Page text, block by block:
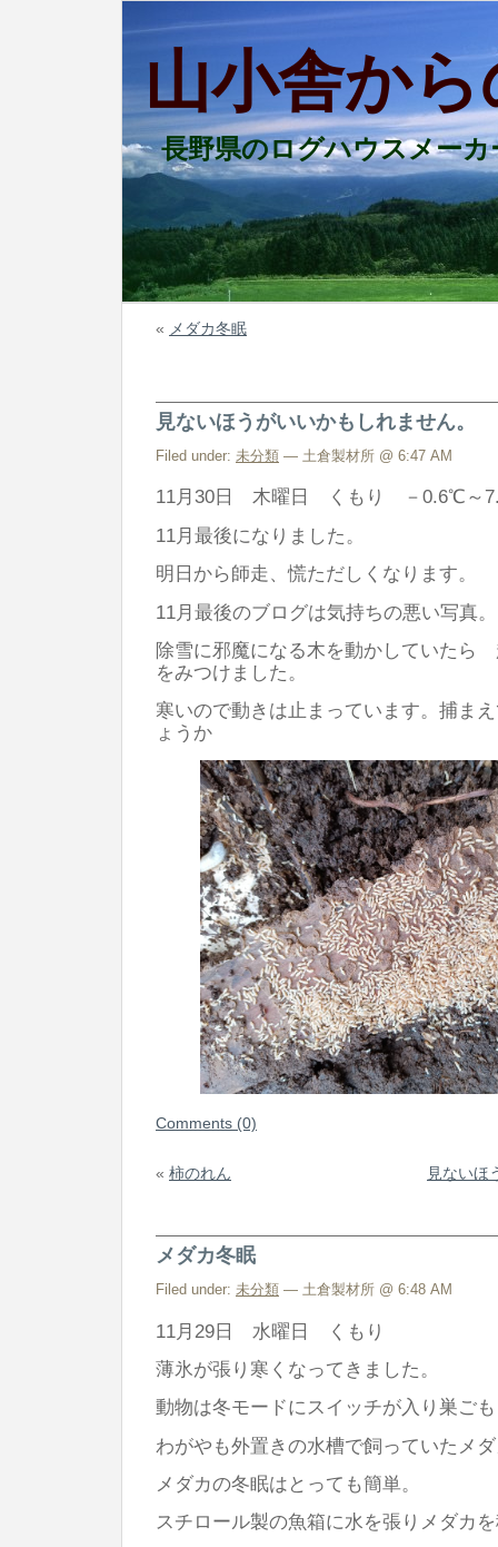
山小舎か
長野県のログハウスメー
« メダカ冬眠
見ないほうがいいかもしれません。
Filed under: 未分類 — 土倉製材所 @ 6:47 AM
11月30日 木曜日 くもり －0.6℃～
11月最後になりました。
明日から師走、慌ただしくなります。
11月最後のブログは気持ちの悪い写真。
除雪に邪魔になる木を動かしていたら
をみつけました。
寒いので動きは止まっています。捕ま
ょうか
Comments (0)
« 柿のれん 見ないほ
メダカ冬眠
Filed under: 未分類 — 土倉製材所 @ 6:48 AM
11月29日 水曜日 くもり
薄氷が張り寒くなってきました。
動物は冬モードにスイッチが入り巣ご
わがやも外置きの水槽で飼っていたメ
メダカの冬眠はとっても簡単。
スチロール製の魚箱に水を張りメダカ